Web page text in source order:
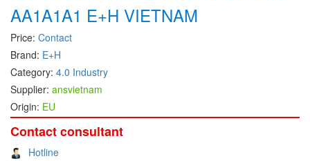
DEIF
Delmhorst VietNam
Delta Ohm
Delta sensor
Delta-mobrey
DEMA Engineering/ Foam- IT
AA1A1A1 E+H VIETNAM
Price: Contact
Brand: E+H
Category: 4.0 Industry
Supplier: ansvietnam
Origin: EU
Contact consultant
Hotline